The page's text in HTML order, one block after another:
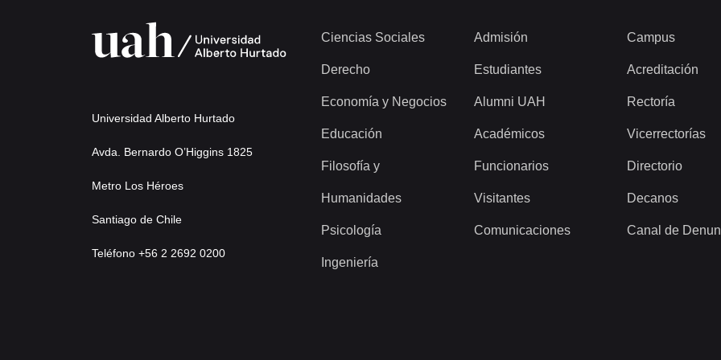
Universidad Alberto Hurtado
Avda. Bernardo O’Higgins 1825
Metro Los Héroes
Santiago de Chile
Teléfono +56 2 2692 0200
Ciencias Sociales
Derecho
Economía y Negocios
Educación
Filosofía y
Humanidades
Psicología
Ingeniería
Admisión
Estudiantes
Alumni UAH
Académicos
Funcionarios
Visitantes
Comunicaciones
Campus
Acreditación
Rectoría
Vicerrectorías
Directorio
Decanos
Canal de